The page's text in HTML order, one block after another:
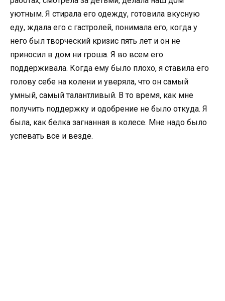
уютным. Я стирала его одежду, готовила вкусную
еду, ждала его с гастролей, понимала его, когда у
него был творческий кризис пять лет и он не
приносил в дом ни гроша. Я во всем его
поддерживала. Когда ему было плохо, я ставила его
голову себе на колени и уверяла, что он самый
умный, самый талантливый. В то время, как мне
получить поддержку и одобрение не было откуда. Я
была, как белка загнанная в колесе. Мне надо было
успевать все и везде.